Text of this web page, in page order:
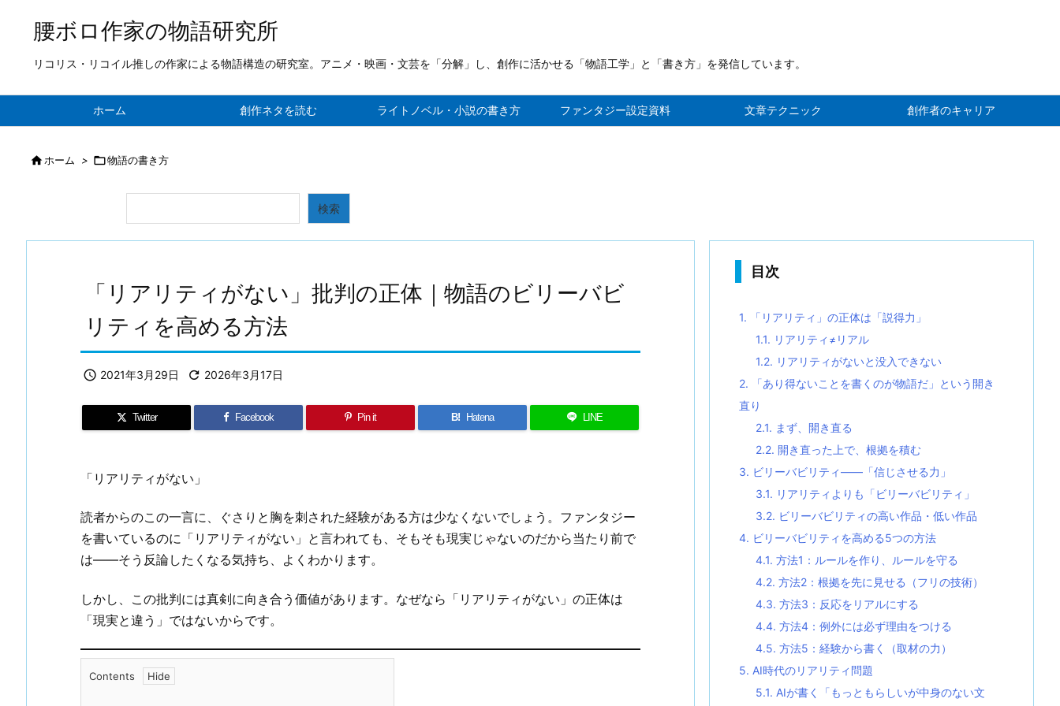
腰ボロ作家の物語研究所
リコリス・リコイル推しの作家による物語構造の研究室。アニメ・映画・文芸を「分解」し、創作に活かせる「物語工学」と「書き方」を発信しています。
ホーム 創作ネタを読む ライトノベル・小説の書き方 ファンタジー設定資料 文章テクニック 創作者のキャリア
ホーム > 物語の書き方
検索
「リアリティがない」批判の正体｜物語のビリーバビ
リティを高める方法
 2021年3月29日  2026年3月17日
Twitter Facebook Pin it B! Hatena LINE
「リアリティがない」
読者からのこの一言に、ぐさりと胸を刺された経験がある方は少なくないでしょう。ファンタジー
を書いているのに「リアリティがない」と言われても、そもそも現実じゃないのだから当たり前で
は——そう反論したくなる気持ち、よくわかります。
しかし、この批判には真剣に向き合う価値があります。なぜなら「リアリティがない」の正体は
「現実と違う」ではないからです。
Contents
目次
1. 「リアリティ」の正体は「説得力」
1.1. リアリティ≠リアル
1.2. リアリティがないと没入できない
2. 「あり得ないことを書くのが物語だ」という開き
直り
2.1. まず、開き直る
2.2. 開き直った上で、根拠を積む
3. ビリーバビリティ——「信じさせる力」
3.1. リアリティよりも「ビリーバビリティ」
3.2. ビリーバビリティの高い作品・低い作品
4. ビリーバビリティを高める5つの方法
4.1. 方法1：ルールを作り、ルールを守る
4.2. 方法2：根拠を先に見せる（フリの技術）
4.3. 方法3：反応をリアルにする
4.4. 方法4：例外には必ず理由をつける
4.5. 方法5：経験から書く（取材の力）
5. AI時代のリアリティ問題
5.1. AIが書く「もっともらしいが中身のない文